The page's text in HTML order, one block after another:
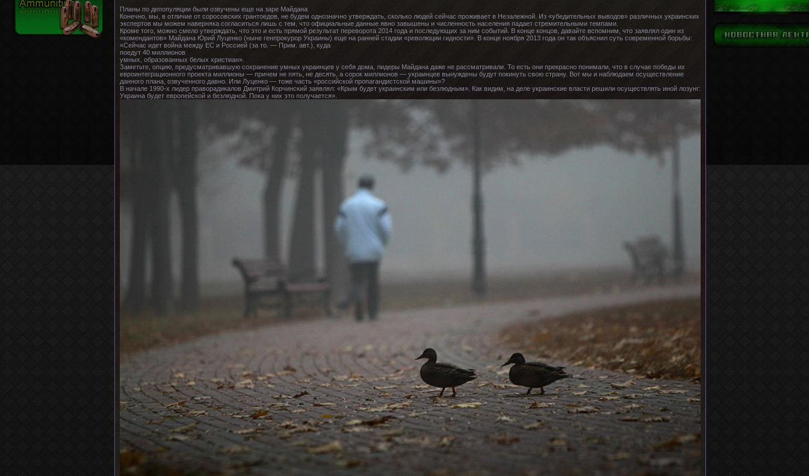
Планы по депопуляции были озвучены еще на заре Майдана
Конечно, мы, в отличие от соросовских грантоедов, не будем однозначно утверждать, сколько людей сейчас проживает в Незалежной. Из «убедительных выводов» различных украинских
экспертов мы можем наверняка согласиться лишь с тем, что официальные данные явно завышены и численность населения падает стремительными темпами.
Кроме того, можно смело утверждать, что это и есть прямой результат переворота 2014 года и последующих за ним событий. В конце концов, давайте вспомним, что заявлял один из
«комендантов» Майдана Юрий Луценко (ныне генпрокурор Украины) еще на ранней стадии «революции гидности». В конце ноября 2013 года он так объяснил суть современной борьбы:
«Сейчас идет война между ЕС и Россией (за то. — Прим. авт.), куда
поедут 40 миллионов
умных, образованных белых христиан».
Заметьте, опцию, предусматривавшую сохранение умных украинцев у себя дома, лидеры Майдана даже не рассматривали. То есть они прекрасно понимали, что в случае победы их
евроинтеграционного проекта миллионы — причем не пять, не десять, а сорок миллионов — украинцев вынуждены будут покинуть свою страну. Вот мы и наблюдаем осуществление
данного плана, озвученного давно. Или Луценко — тоже часть «российской пропагандистской машины»?
В начале 1990-х лидер праворадикалов Дмитрий Корчинский заявлял: «Крым будет украинским или безлюдным». Как видим, на деле украинские власти решили осуществлять иной лозунг:
Украина будет европейской и безлюдной. Пока у них это получается».